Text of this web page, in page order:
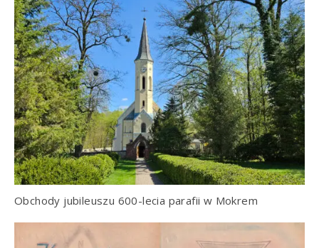
Obchody jubileuszu 600-lecia parafii w Mokrem